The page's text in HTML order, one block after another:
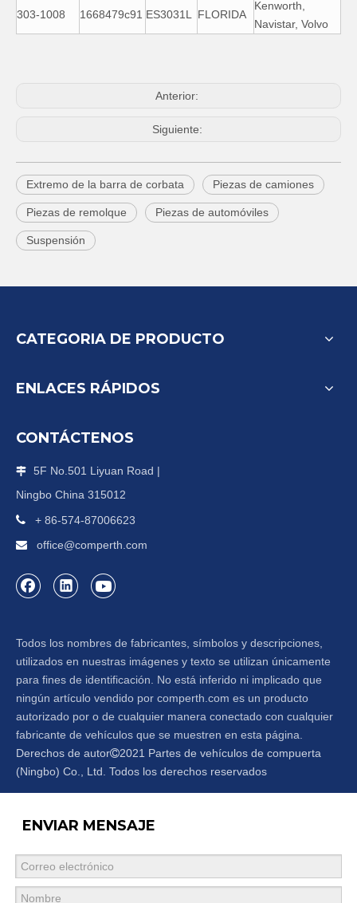
303-1008 1668479c91 ES3031L FLORIDA
Kenworth,
Navistar, Volvo
Anterior:
Siguiente:
Extremo de la barra de corbata Piezas de camiones
Piezas de remolque Piezas de automóviles
Suspensión
CATEGORIA DE PRODUCTO
ENLACES RÁPIDOS
CONTÁCTENOS
 5F No.501 Liyuan Road |
Ningbo China 315012
 + 86-574-87006623
 office@comperth.com
Todos los nombres de fabricantes, símbolos y descripciones,
utilizados en nuestras imágenes y texto se utilizan únicamente
para fines de identificación. No está inferido ni implicado que
ningún artículo vendido por comperth.com es un producto
autorizado por o de cualquier manera conectado con cualquier
fabricante de vehículos que se muestren en esta página.
Derechos de autor2021 Partes de vehículos de compuerta
(Ningbo) Co., Ltd. Todos los derechos reservados
ENVIAR MENSAJE